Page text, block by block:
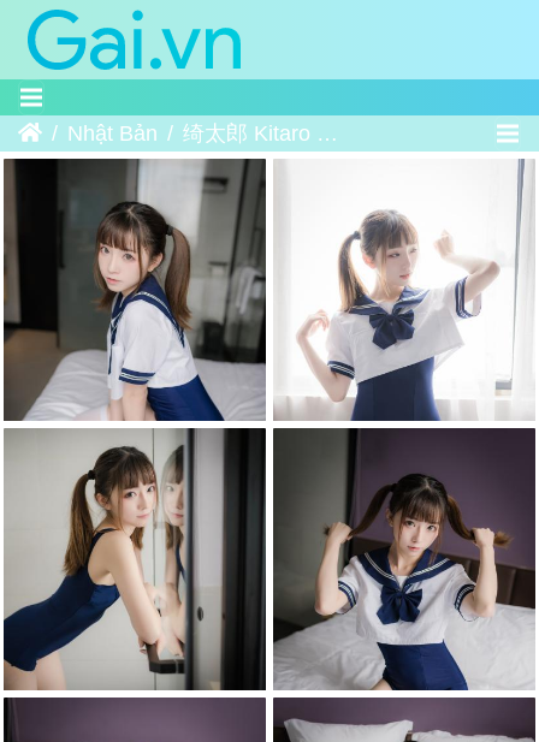
Trang chủNhật Bản 绮太郎 Kitaro - Đồ Bơi Jk - 泳装JK